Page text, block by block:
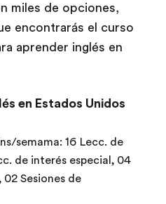
miles de opciones,
encontrarás el curso
aprender inglés en
en Estados Unidos
semama: 16 Lecc. de
de interés especial, 04
Sesiones de